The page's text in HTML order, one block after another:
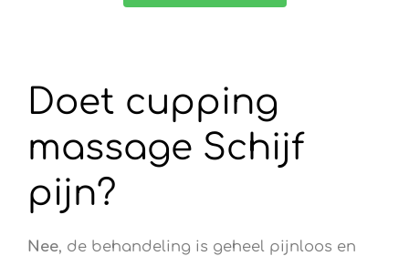
Doet cupping
massage Schijf
pijn?
Nee, de behandeling is geheel pijnloos en